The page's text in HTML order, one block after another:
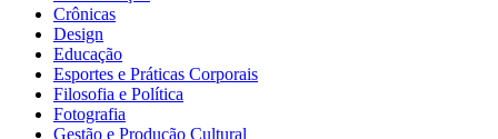
Crônicas
Design
Educação
Esportes e Práticas Corporais
Filosofia e Política
Fotografia
Gestão e Produção Cultural